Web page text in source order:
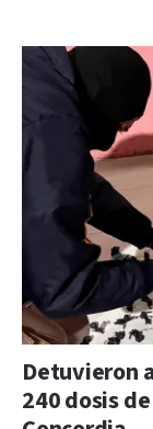
Detuvieron
240 dosis